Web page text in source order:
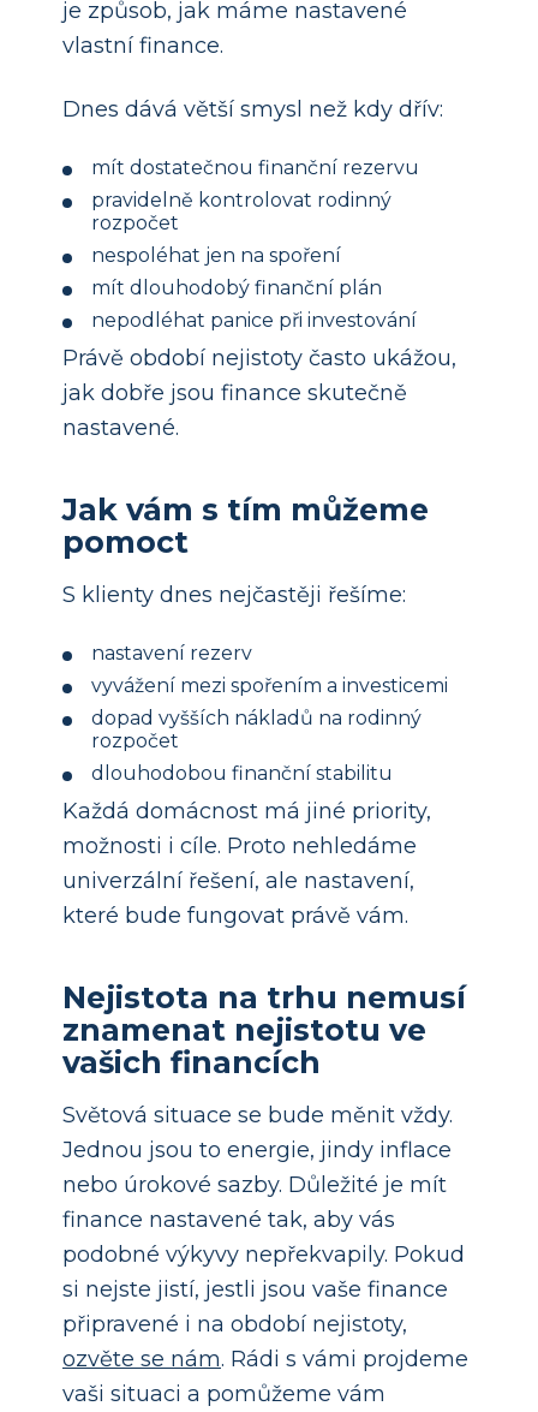
je způsob, jak máme nastavené
vlastní finance.
Dnes dává větší smysl než kdy dřív:
mít dostatečnou finanční rezervu
pravidelně kontrolovat rodinný
rozpočet
nespoléhat jen na spoření
mít dlouhodobý finanční plán
nepodléhat panice při investování
Právě období nejistoty často ukážou,
jak dobře jsou finance skutečně
nastavené.
Jak vám s tím můžeme
pomoct
S klienty dnes nejčastěji řešíme:
nastavení rezerv
vyvážení mezi spořením a investicemi
dopad vyšších nákladů na rodinný
rozpočet
dlouhodobou finanční stabilitu
Každá domácnost má jiné priority,
možnosti i cíle. Proto nehledáme
univerzální řešení, ale nastavení,
které bude fungovat právě vám.
Nejistota na trhu nemusí
znamenat nejistotu ve
vašich financích
Světová situace se bude měnit vždy.
Jednou jsou to energie, jindy inflace
nebo úrokové sazby. Důležité je mít
finance nastavené tak, aby vás
podobné výkyvy nepřekvapily. Pokud
si nejste jistí, jestli jsou vaše finance
připravené i na období nejistoty,
ozvěte se nám. Rádi s vámi projdeme
vaši situaci a pomůžeme vám